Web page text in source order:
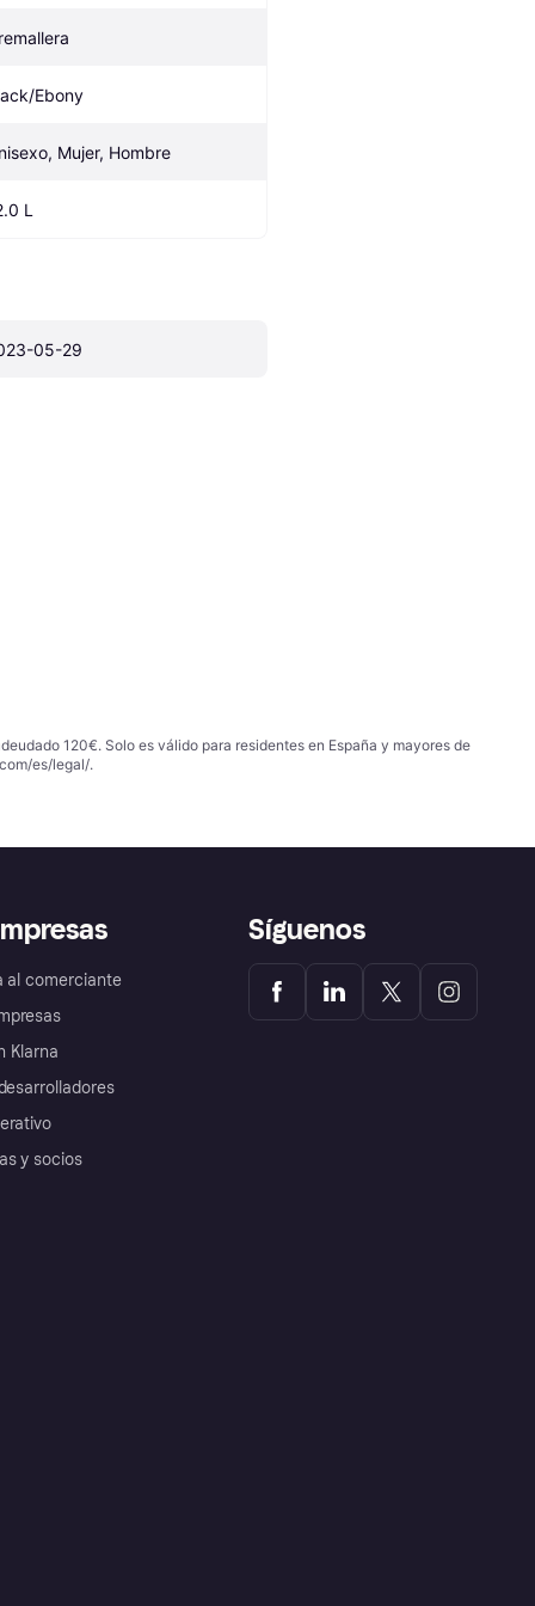
Ebony
Mujer, Hombre
L
05-29
120€. Solo es válido para residentes en España y mayores de
es/legal/.
al comerciante
Klarna
y socios
Síguenos